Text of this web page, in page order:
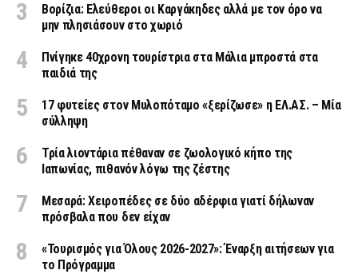
Βορίζια: Ελεύθεροι οι Καργάκηδες αλλά με τον όρο να
μην πλησιάσουν στο χωριό
Πνίγηκε 40χρονη τουρίστρια στα Μάλια μπροστά στα
παιδιά της
17 φυτείες στον Μυλοπόταμο «ξερίζωσε» η ΕΛ.ΑΣ. – Μία
σύλληψη
Τρία λιοντάρια πέθαναν σε ζωολογικό κήπο της
Ιαπωνίας, πιθανόν λόγω της ζέστης
Μεσαρά: Χειροπέδες σε δύο αδέρφια γιατί δήλωναν
πρόσβαλα που δεν είχαν
«Τουρισμός για Όλους 2026-2027»: Έναρξη αιτήσεων για
το Πρόγραμμα